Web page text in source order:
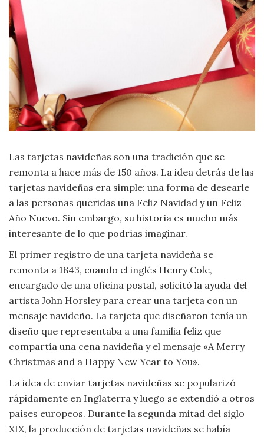
Criminología
Deporte
Economía
Gastronomía
Lenguaje
Leyes
Literatura
Moda
y
Tendencias
Naturaleza
Psicología
Religión
Salud
Las tarjetas navideñas son una tradición que se
remonta a hace más de 150 años. La idea detrás de las
tarjetas navideñas era simple: una forma de desearle
a las personas queridas una Feliz Navidad y un Feliz
Año Nuevo. Sin embargo, su historia es mucho más
interesante de lo que podrías imaginar.
El primer registro de una tarjeta navideña se
remonta a 1843, cuando el inglés Henry Cole,
encargado de una oficina postal, solicitó la ayuda del
artista John Horsley para crear una tarjeta con un
mensaje navideño. La tarjeta que diseñaron tenía un
diseño que representaba a una familia feliz que
compartía una cena navideña y el mensaje «A Merry
Christmas and a Happy New Year to You».
La idea de enviar tarjetas navideñas se popularizó
rápidamente en Inglaterra y luego se extendió a otros
países europeos. Durante la segunda mitad del siglo
XIX, la producción de tarjetas navideñas se había